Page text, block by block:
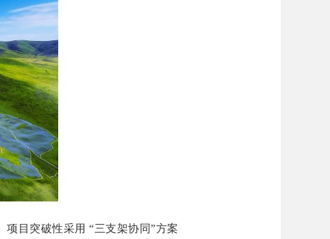
目突破性采用 “三支架协同”方案